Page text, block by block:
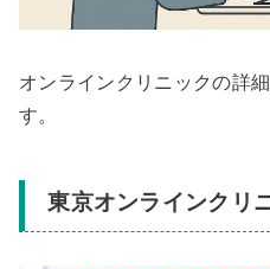
オンラインクリニックの詳
す。
東京オンラインクリ